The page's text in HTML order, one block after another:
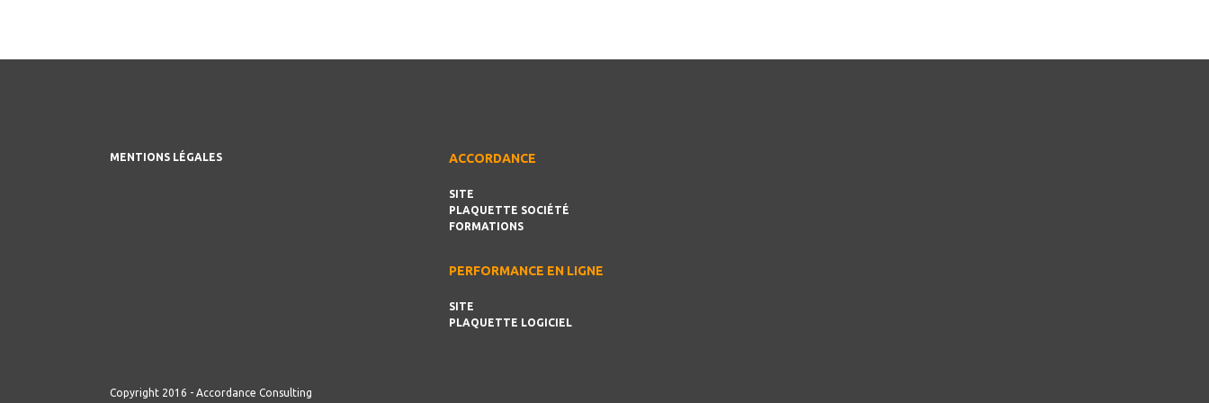
MENTIONS LÉGALES ACCORDANCE
SITE
PLAQUETTE SOCIÉTÉ
FORMATIONS
PERFORMANCE EN LIGNE
SITE
PLAQUETTE LOGICIEL
Copyright 2016 - Accordance Consulting